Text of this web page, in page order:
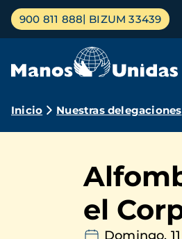
Pasar
contenido
Menú
principal
900 811 888 BIZUM 33439
Ruta
navegación
Inicio Nuestras delegaciones
el
Domingo,